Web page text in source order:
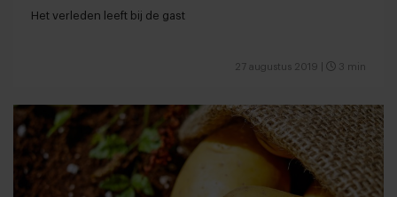
Het verleden leeft bij de gast
27 augustus 2019 3 min